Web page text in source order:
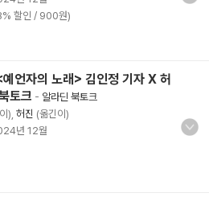
할인 / 900원)
언자의 노래> 김인정 기자 X 허
토크 - 알라딘 북토크
), 허진 (옮긴이)
년 12월